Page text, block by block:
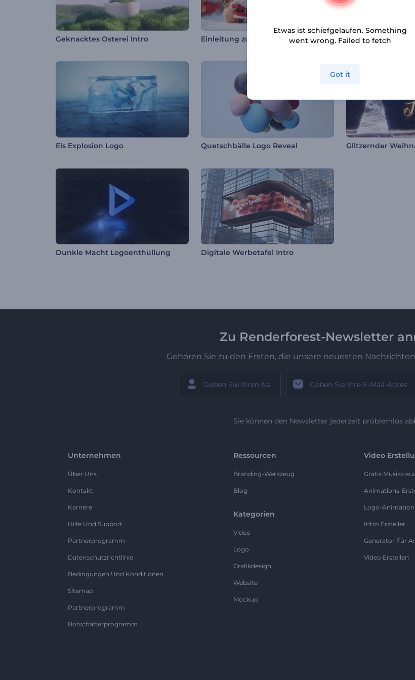
Geknacktes Osterei Intro Einleitung zu „Gestricktes Weihnachten“ 3D Sportbälle-Logo
Eis Explosion Logo Quetschbälle Logo Reveal
Dunkle Macht Logoenthüllung Digitale Werbetafel Intro
Zu Renderforest-Newsletter
Gehören Sie zu den Ersten, die unsere neuesten
Sie können den Newsletter jederzeit problemlos
Unternehmen
Über Uns
Kontakt
Karriere
Hilfe Und Support
Partnerprogramm
Datenschutzrichtlinie
Bedingungen Und Konditionen
Sitemap
Partnerprogramm
Botschafterprogramm
Ressourcen
Branding-Werkzeug
Blog
Kategorien
Video
Logo
Grafikdesign
Website
Mockup
Video
Gratis
Animations-
Logo-Animation
Intro Ersteller
Generator Für
Video Erstellen
Etwas ist schiefgelaufen. Something
went wrong. Failed to fetch
Got it